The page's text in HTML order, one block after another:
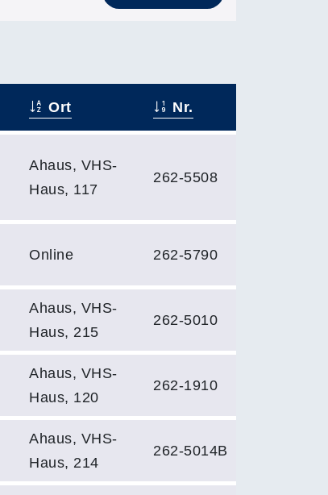
Ort Nr.
Ahaus, VHS-
Haus, 117
262-5508
Online 262-5790
Ahaus, VHS-
Haus, 215
262-5010
Ahaus, VHS-
Haus, 120
262-1910
Ahaus, VHS-
Haus, 214
262-5014B